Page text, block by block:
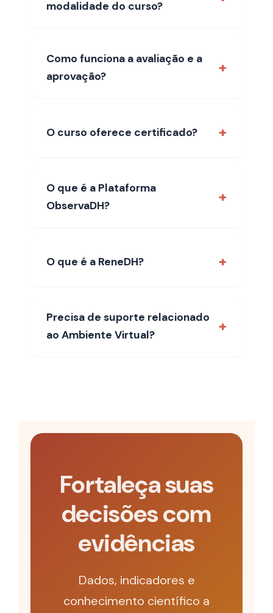
modalidade do curso?
Como funciona a avaliação e a
aprovação?
O curso oferece certificado?
O que é a Plataforma
ObservaDH?
O que é a ReneDH?
Precisa de suporte relacionado
ao Ambiente Virtual?
Fortaleça suas
decisões com
evidências
Dados, indicadores e
conhecimento científico a